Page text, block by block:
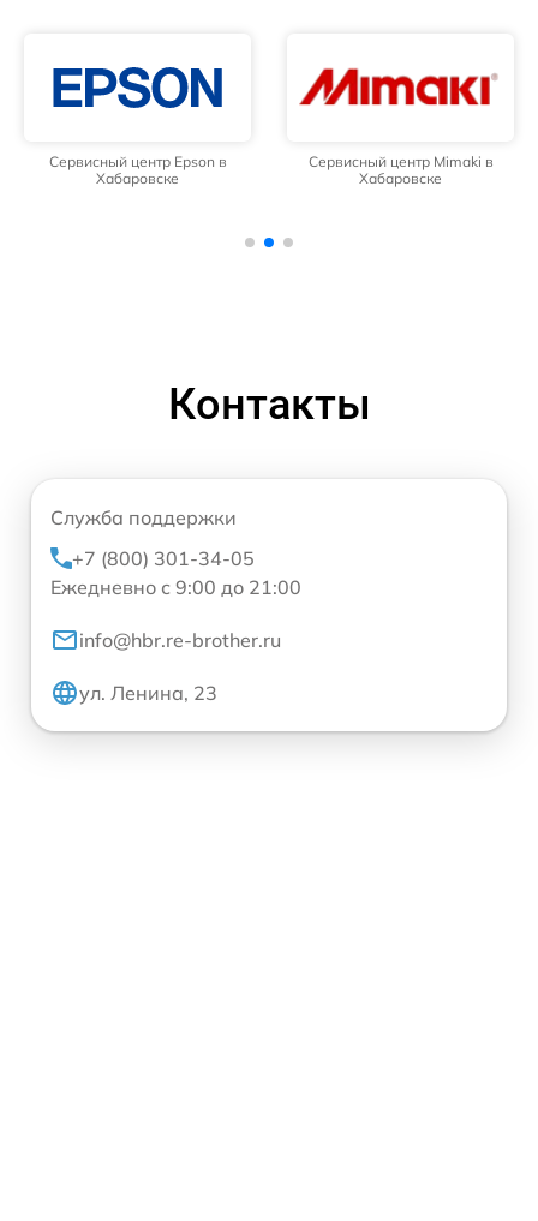
Сервисный центр Epson в
Хабаровске
Сервисный центр Mimaki в
Хабаровске
Контакты
Служба поддержки
+7 (800) 301-34-05
Ежедневно с 9:00 до 21:00
info@hbr.re-brother.ru
ул. Ленина, 23